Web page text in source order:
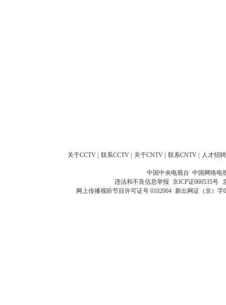
关于CCTV 联系CCTV 关于CNTV 联系CNTV 人才招聘
中国中央电视台 中国网络电
违法和不良信息举报 京ICP证060535号
网上传播视听节目许可证号 0102004 新出网证（京）